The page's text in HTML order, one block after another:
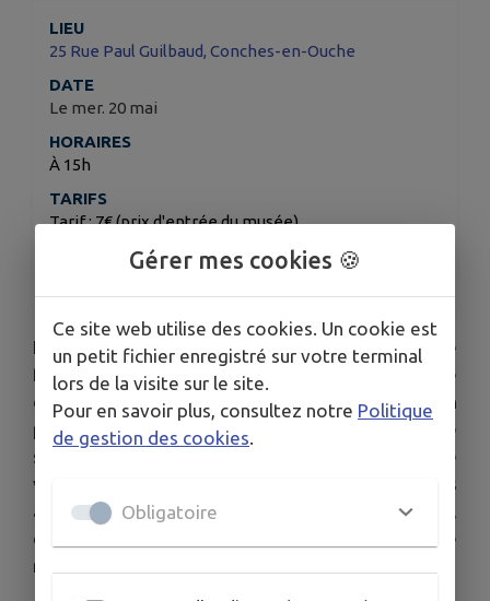
LIEU
25 Rue Paul Guilbaud, Conches-en-Ouche
DATE
Le mer. 20 mai
HORAIRES
À 15h
TARIFS
Tarif : 7€ (prix d'entrée du musée)
ORGANISÉ PAR
Fondée par les frères Schneider, la manufacture
familiale incarne audace et innovation. Le musée
du Verre possède la plus grande collection
publique de pièces Schneider, présentée dans une
salle qui leur est dédiée. Observez une grande
variété de formes et de décors aux associations
audacieuses, ainsi que deux lignes artistiques,
dont Le Verre Français, ligne emblématique
réalisée grâce à la gravure à l’acide.
Gérer mes cookies 🍪
Ce site web utilise des cookies. Un cookie est
un petit fichier enregistré sur votre terminal
lors de la visite sur le site.
Pour en savoir plus, consultez notre Politique
de gestion des cookies
Obligatoire